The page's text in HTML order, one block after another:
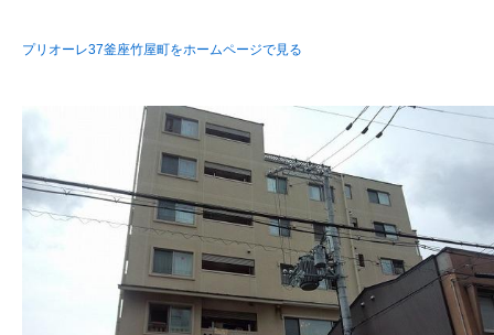
プリオーレ37釜座竹屋町をホームページで見る